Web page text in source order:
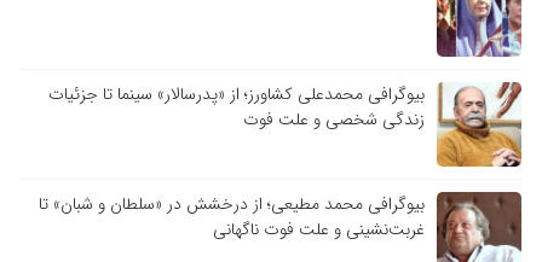
بیوگرافی محمدعلی کشاورز؛ از «پدرسالار» سینما تا جزئیات
زندگی شخصی و علت فوت
بیوگرافی محمد مطیعی؛ از درخشش در «سلطان و شبان» تا
غربت‌نشینی و علت فوت ناگهانی